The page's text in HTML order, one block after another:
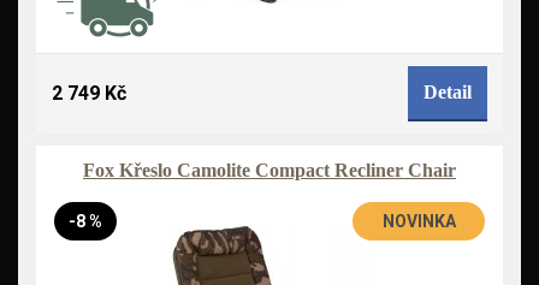
2 749 Kč Detail
Fox Křeslo Camolite Compact Recliner Chair
-8 % NOVINKA